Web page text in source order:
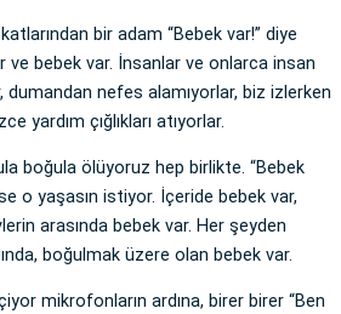
bir adam “Bebek var!” diye
ve bebek var. İnsanlar ve onlarca insan
dumandan nefes alamıyorlar, biz izlerken
yardım çığlıkları atıyorlar.
boğula ölüyoruz hep birlikte. “Bebek
o yaşasın istiyor. İçeride bebek var,
arasında bebek var. Her şeyden
boğulmak üzere olan bebek var.
mikrofonların ardına, birer birer “Ben